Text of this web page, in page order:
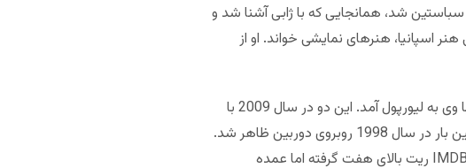
سباستین شد، همانجایی که با ژابی آشنا شد و
اسپانیا، هنرهای نمایشی خواند. او از
ژابی در 2004 از سوسیداد راهی لیورپول شد اما رابطه این دو پیش از آن زمان شروع شده بود و ناگور با وی به لیورپول آمد. این دو در سال 2009 با
یکدیگر ازدواج کردند و سه فرزند دارند. ناگور بازیگر است اما بازیگر چندان شناخته شده‌ای نیست. او اولین بار در سال 1998 روبروی دوربین ظاهر شد.
که در سال 2011 ساخته شد، در IMDB ریت بالای هفت گرفته اما عمده